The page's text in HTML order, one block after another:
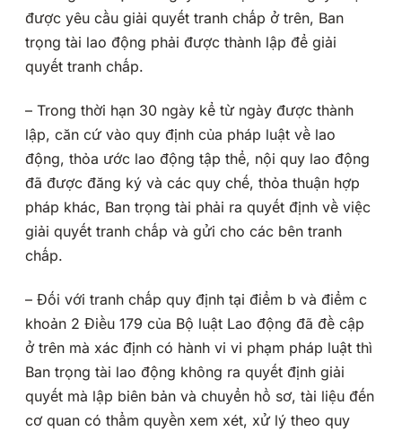
được yêu cầu giải quyết tranh chấp ở trên, Ban
trọng tài lao động phải được thành lập để giải
quyết tranh chấp.
– Trong thời hạn 30 ngày kể từ ngày được thành
lập, căn cứ vào quy định của pháp luật về lao
động, thỏa ước lao động tập thể, nội quy lao động
đã được đăng ký và các quy chế, thỏa thuận hợp
pháp khác, Ban trọng tài phải ra quyết định về việc
giải quyết tranh chấp và gửi cho các bên tranh
chấp.
– Đối với tranh chấp quy định tại điểm b và điểm c
khoản 2 Điều 179 của Bộ luật Lao động đã đề cập
ở trên mà xác định có hành vi vi phạm pháp luật thì
Ban trọng tài lao động không ra quyết định giải
quyết mà lập biên bản và chuyển hồ sơ, tài liệu đến
cơ quan có thẩm quyền xem xét, xử lý theo quy